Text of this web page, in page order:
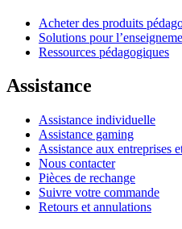
Acheter des produits
Solutions pour
Ressources pédagogiques
Assistance
Assistance individuelle
Assistance gaming
Assistance aux entreprises
Nous contacter
Pièces de rechange
Suivre votre commande
Retours et annulations